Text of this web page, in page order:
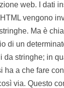
web. I dati
vengono
Ma è
di un
da stringhe; in
ha a che fare
via. Questo